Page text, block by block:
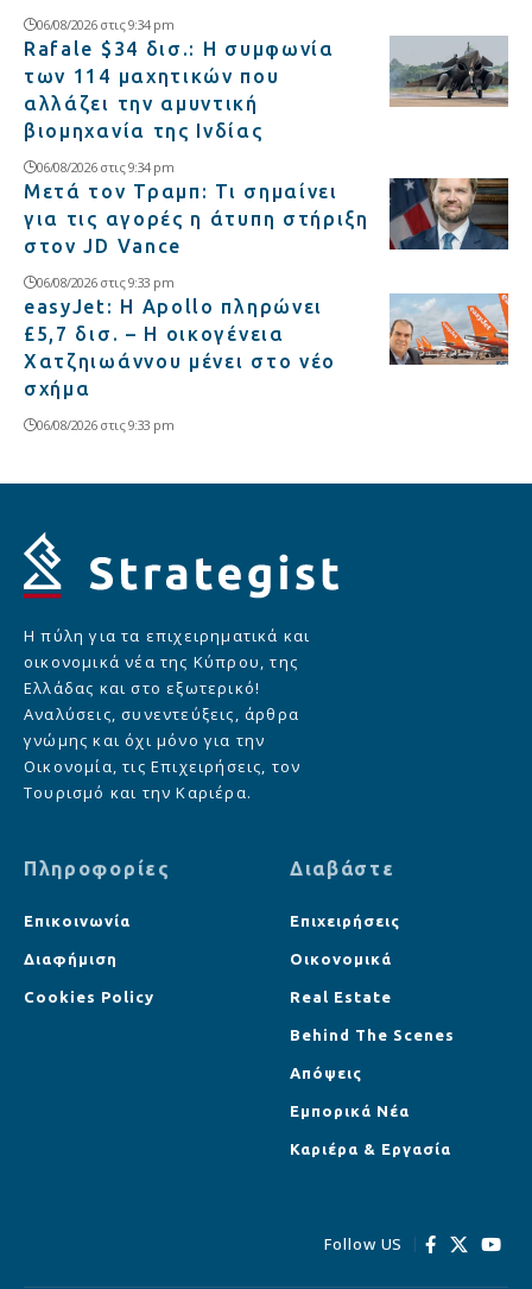
06/08/2026 στις 9:34 pm
Rafale $34 δισ.: Η συμφωνία
των 114 μαχητικών που
αλλάζει την αμυντική
βιομηχανία της Ινδίας
06/08/2026 στις 9:34 pm
Μετά τον Τραμπ: Τι σημαίνει
για τις αγορές η άτυπη στήριξη
στον JD Vance
06/08/2026 στις 9:33 pm
easyJet: Η Apollo πληρώνει
£5,7 δισ. – Η οικογένεια
Χατζηιωάννου μένει στο νέο
σχήμα
06/08/2026 στις 9:33 pm
Η πύλη για τα επιχειρηματικά και
οικονομικά νέα της Κύπρου, της
Ελλάδας και στο εξωτερικό!
Αναλύσεις, συνεντεύξεις, άρθρα
γνώμης και όχι μόνο για την
Οικονομία, τις Επιχειρήσεις, τον
Τουρισμό και την Καριέρα.
Πληροφορίες
Επικοινωνία
Διαφήμιση
Cookies Policy
Διαβάστε
Επιχειρήσεις
Οικονομικά
Real Estate
Behind The Scenes
Απόψεις
Εμπορικά Νέα
Καριέρα & Εργασία
Follow US